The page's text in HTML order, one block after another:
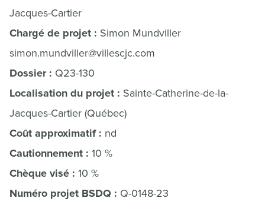
Jacques-Cartier
Chargé de projet : Simon Mundviller
simon.mundviller@villescjc.com
Dossier : Q23-130
Localisation du projet : Sainte-Catherine-de-la-
Jacques-Cartier (Québec)
Coût approximatif : nd
Cautionnement : 10 %
Chèque visé : 10 %
Numéro projet BSDQ : Q-0148-23